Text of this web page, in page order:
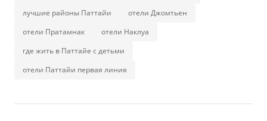
лучшие районы Паттайи
отели Джомтьен
отели Пратамнак
отели Наклуа
где жить в Паттайе с детьми
отели Паттайи первая линия